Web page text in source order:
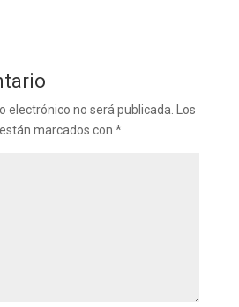
electrónico no será publicada.
Los
marcados con *